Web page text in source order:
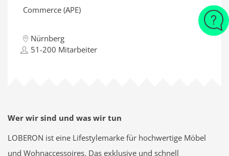
Commerce (APE)
Nürnberg
51-200 Mitarbeiter
Wer wir sind und was wir tun
LOBERON ist eine Lifestylemarke für hochwertige Möbel
und Wohnaccessoires. Das exklusive und schnell